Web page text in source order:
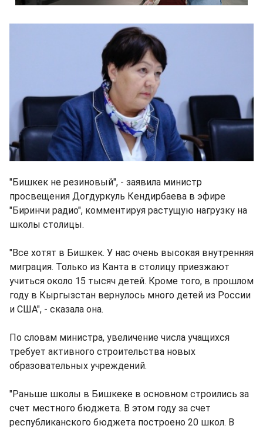
"Бишкек не резиновый", - заявила министр
просвещения Догдуркуль Кендирбаева в эфире
"Биринчи радио", комментируя растущую нагрузку на
школы столицы.
"Все хотят в Бишкек. У нас очень высокая внутренняя
миграция. Только из Канта в столицу приезжают
учиться около 15 тысяч детей. Кроме того, в прошлом
году в Кыргызстан вернулось много детей из России
и США", - сказала она.
По словам министра, увеличение числа учащихся
требует активного строительства новых
образовательных учреждений.
"Раньше школы в Бишкеке в основном строились за
счет местного бюджета. В этом году за счет
республиканского бюджета построено 20 школ. В